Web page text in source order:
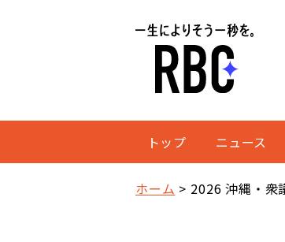
トップ ニュース
ホーム 2026 沖縄・衆